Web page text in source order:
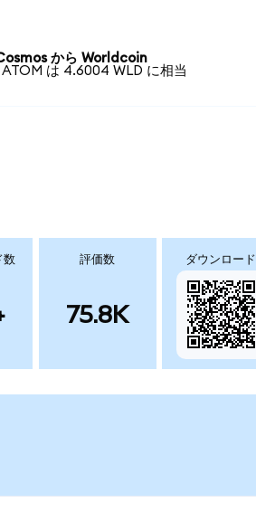
から Worldcoin
ATOM は 4.6004 WLD に相当
数 評価数
75.8K
ダウンロード